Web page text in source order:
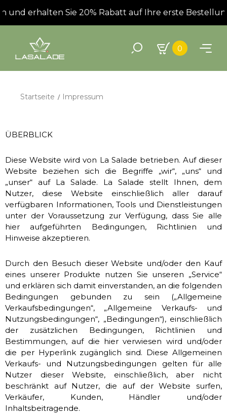
Sie 20% Rabatt auf Ihre erste Bestellung!
0
Startseite Impressum
ÜBERBLICK
Diese Website wird von La Salade betrieben. Auf dieser
Website beziehen sich die Begriffe „wir“, „uns“ und
„unser“ auf La Salade. La Salade stellt Ihnen, dem
Nutzer, diese Website einschließlich aller darauf
verfügbaren Informationen, Tools und Dienstleistungen
unter der Voraussetzung zur Verfügung, dass Sie alle
hier aufgeführten Bedingungen, Richtlinien und
Hinweise akzeptieren.
Durch den Besuch dieser Website und/oder den Kauf
eines unserer Produkte nutzen Sie unseren „Service“
und erklären sich damit einverstanden, an die folgenden
Bedingungen gebunden zu sein („Allgemeine
Verkaufsbedingungen“, „Allgemeine Verkaufs- und
Nutzungsbedingungen“, „Bedingungen“), einschließlich
der zusätzlichen Bedingungen, Richtlinien und
Bestimmungen, auf die hier verwiesen wird und/oder
die per Hyperlink zugänglich sind. Diese Allgemeinen
Verkaufs- und Nutzungsbedingungen gelten für alle
Nutzer dieser Website, einschließlich, aber nicht
beschränkt auf Nutzer, die auf der Website surfen,
Verkäufer, Kunden, Händler und/oder
Inhaltsbeitragende.